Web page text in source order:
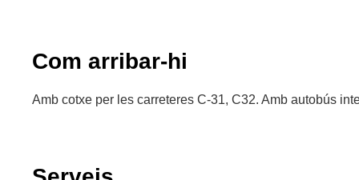
Com arribar-hi
Amb cotxe per les carreteres C-31, C32. Amb autobús